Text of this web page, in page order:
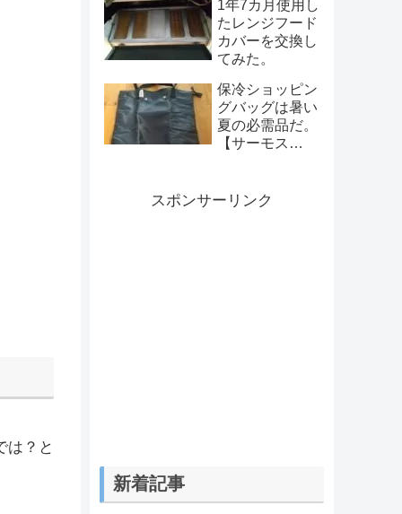
は？と
1年7カ月使用し
たレンジフード
カバーを交換し
てみた。
保冷ショッピン
グバッグは暑い
夏の必需品だ。
【サーモス
スポンサーリンク
新着記事